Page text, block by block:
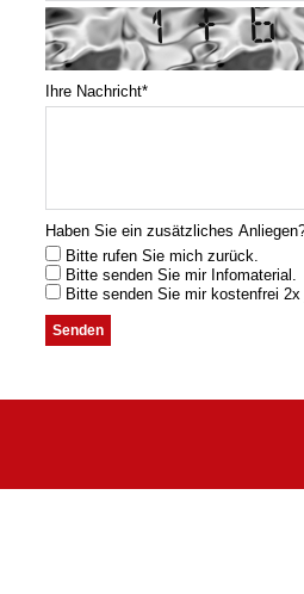
Ihre Nachricht*
Haben Sie ein zusätzliches
Bitte rufen Sie mich zurück.
Bitte senden Sie mir Infomaterial.
Bitte senden Sie mir kostenfrei